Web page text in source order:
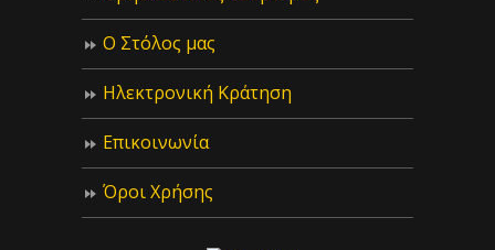
Ο Στόλος μας
Ηλεκτρονική Κράτηση
Επικοινωνία
Όροι Χρήσης